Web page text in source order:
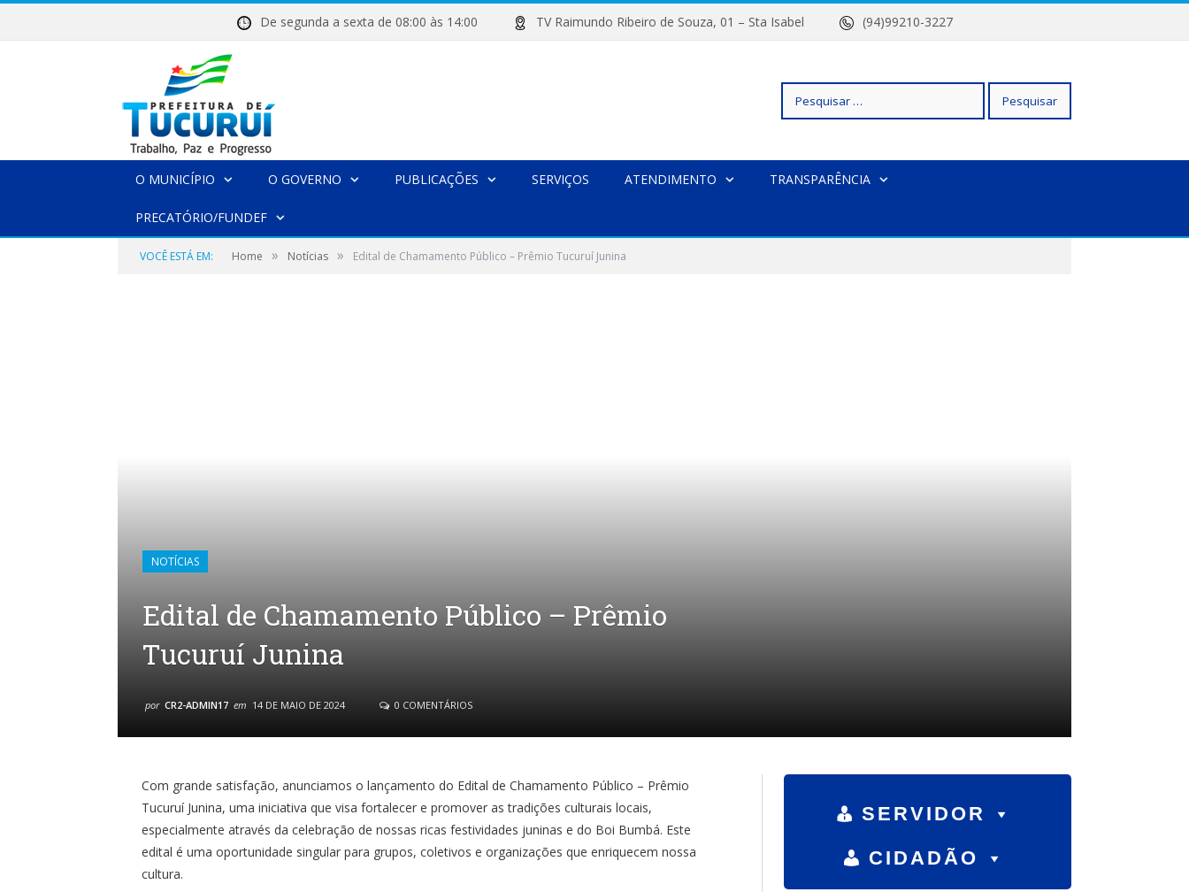
De segunda a sexta de 08:00 às 14:00 TV Raimundo Ribeiro de Souza, 01 – Sta Isabel (94)99210-3227
Pesquisar
O MUNICÍPIO O GOVERNO PUBLICAÇÕES SERVIÇOS ATENDIMENTO TRANSPARÊNCIA
PRECATÓRIO/FUNDEF
VOCÊ ESTÁ EM: Home » Notícias » Edital de Chamamento Público – Prêmio Tucuruí Junina
NOTÍCIAS
Edital de Chamamento Público – Prêmio
Tucuruí Junina
por CR2-ADMIN17 em 14 DE MAIO DE 2024 0 COMENTÁRIOS
Com grande satisfação, anunciamos o lançamento do Edital de Chamamento Público – Prêmio
Tucuruí Junina, uma iniciativa que visa fortalecer e promover as tradições culturais locais,
especialmente através da celebração de nossas ricas festividades juninas e do Boi Bumbá. Este
edital é uma oportunidade singular para grupos, coletivos e organizações que enriquecem nossa
cultura.
SERVIDOR
CIDADÃO